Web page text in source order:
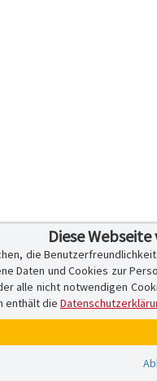
Diese
die
Daten und Cookies zur
alle nicht notwendigen
enthält die